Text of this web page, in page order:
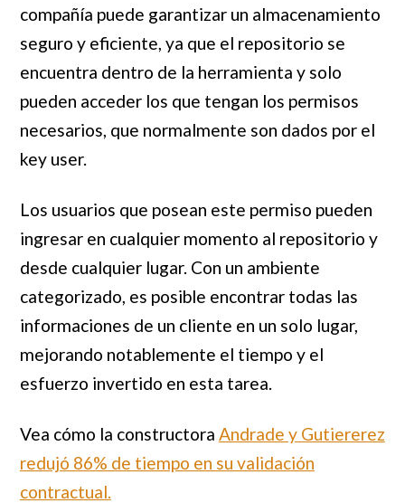
compañía puede garantizar un almacenamiento
seguro y eficiente, ya que el repositorio se
encuentra dentro de la herramienta y solo
pueden acceder los que tengan los permisos
necesarios, que normalmente son dados por el
key user.
Los usuarios que posean este permiso pueden
ingresar en cualquier momento al repositorio y
desde cualquier lugar. Con un ambiente
categorizado, es posible encontrar todas las
informaciones de un cliente en un solo lugar,
mejorando notablemente el tiempo y el
esfuerzo invertido en esta tarea.
Vea cómo la constructora Andrade y Gutiererez
redujó 86% de tiempo en su validación
contractual.